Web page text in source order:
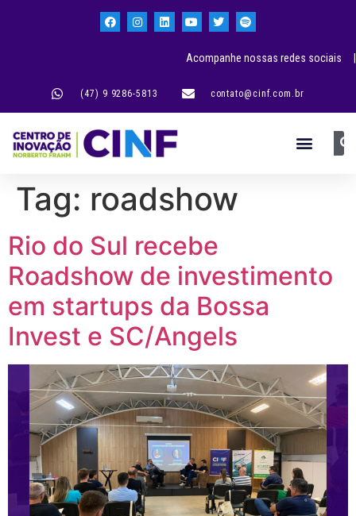
(47) 9 9286-5813 contato@cinf.com.br
Acompanhe nossas redes sociais |
Tag: roadshow
Rio do Sul recebe
Roadshow de investimento
em startups da Bossa
Invest e SC/Angels